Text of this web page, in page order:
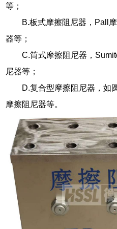
等；
B.板式摩擦阻尼器，Pall
器等；
C.筒式摩擦阻尼器，
尼器等；
D.复合型摩擦阻尼器，如
摩擦阻尼器等。